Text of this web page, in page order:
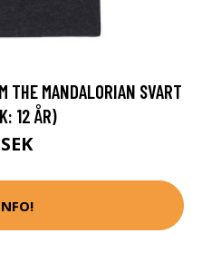
THE MANDALORIAN SVART
12 ÅR)